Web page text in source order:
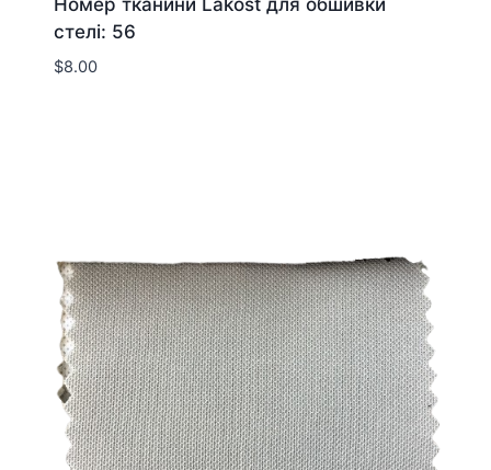
Номер тканини Lakost для обшивки
стелі: 56
$8.00